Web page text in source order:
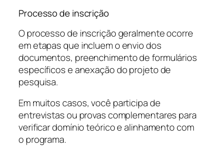
Processo de inscrição
O processo de inscrição geralmente ocorre
em etapas que incluem o envio dos
documentos, preenchimento de formulários
específicos e anexação do projeto de
pesquisa.
Em muitos casos, você participa de
entrevistas ou provas complementares para
verificar domínio teórico e alinhamento com
o programa.